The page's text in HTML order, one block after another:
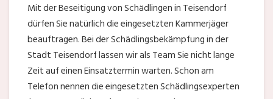
Mit der Beseitigung von Schädlingen in Teisendorf
dürfen Sie natürlich die eingesetzten Kammerjäger
beauftragen. Bei der Schädlingsbekämpfung in der
Stadt Teisendorf lassen wir als Team Sie nicht lange
Zeit auf einen Einsatztermin warten. Schon am
Telefon nennen die eingesetzten Schädlingsexperten